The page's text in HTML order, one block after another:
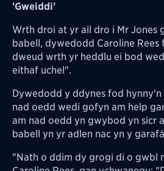
'Gweiddi'
Wrth droi at yr ail dro i Mr Jones
babell, dywedodd Caroline Rees
dweud wrth yr heddlu ei bod
eithaf uchel".
Dywedodd y ddynes fod
nad oedd wedi gofyn am help
am nad oedd yn gwybod yn sicr
babell yn yr adlen nac yn y
"Nath o ddim dy grogi di o gwbl